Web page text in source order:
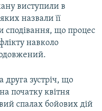
виступили в
назвали її
сподівання, що процес
навколо
друга зустріч, що
початку квітня
спалах бойових дій